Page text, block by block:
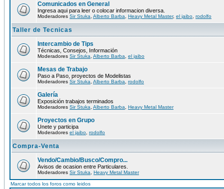
Comunicados en General
Ingresa aqui para leer o colocar informacion diversa.
Moderadores Sir Stuka Alberto Barba Heavy Metal Master, el jaibo rodolfo
Taller de Tecnicas
Intercambio de Tips
Técnicas, Consejos, Información
Moderadores Sir Stuka Alberto Barba el jaibo
Mesas de Trabajo
Paso a Paso, proyectos de Modelistas
Moderadores Sir Stuka Alberto Barba rodolfo
Galería
Exposición trabajos terminados
Moderadores Sir Stuka Alberto Barba Heavy Metal Master
Proyectos en Grupo
Unete y participa
Moderadores el jaibo rodolfo
Compra-Venta
Vendo/Cambio/Busco/Compro...
Avisos de ocasion entre Particulares.
Moderadores Sir Stuka Heavy Metal Master
Marcar todos los foros como leidos